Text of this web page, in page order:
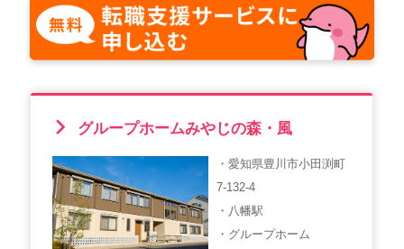
介護・看護のお仕事について
WEB勤怠
支店連絡先一覧
グループホームみやじの森・風
・愛知県豊川市小田渕町
7-132-4
・八幡駅
・グループホーム